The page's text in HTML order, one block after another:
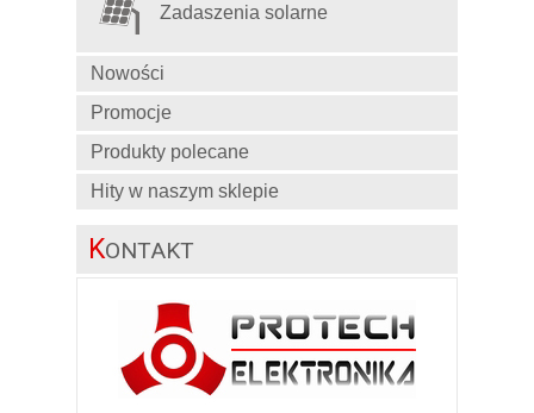
Zadaszenia solarne
Nowości
Promocje
Produkty polecane
Hity w naszym sklepie
KONTAKT